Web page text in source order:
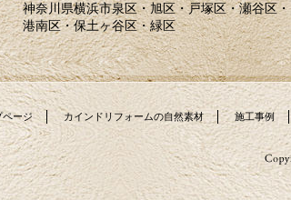
な
申
相
待
な
楽
ー
神奈川県横浜市泉区・旭区・戸塚区・瀬谷区・
港南区・保土ヶ谷区・緑区
ページ カインドリフォームの自然素材 施工事例